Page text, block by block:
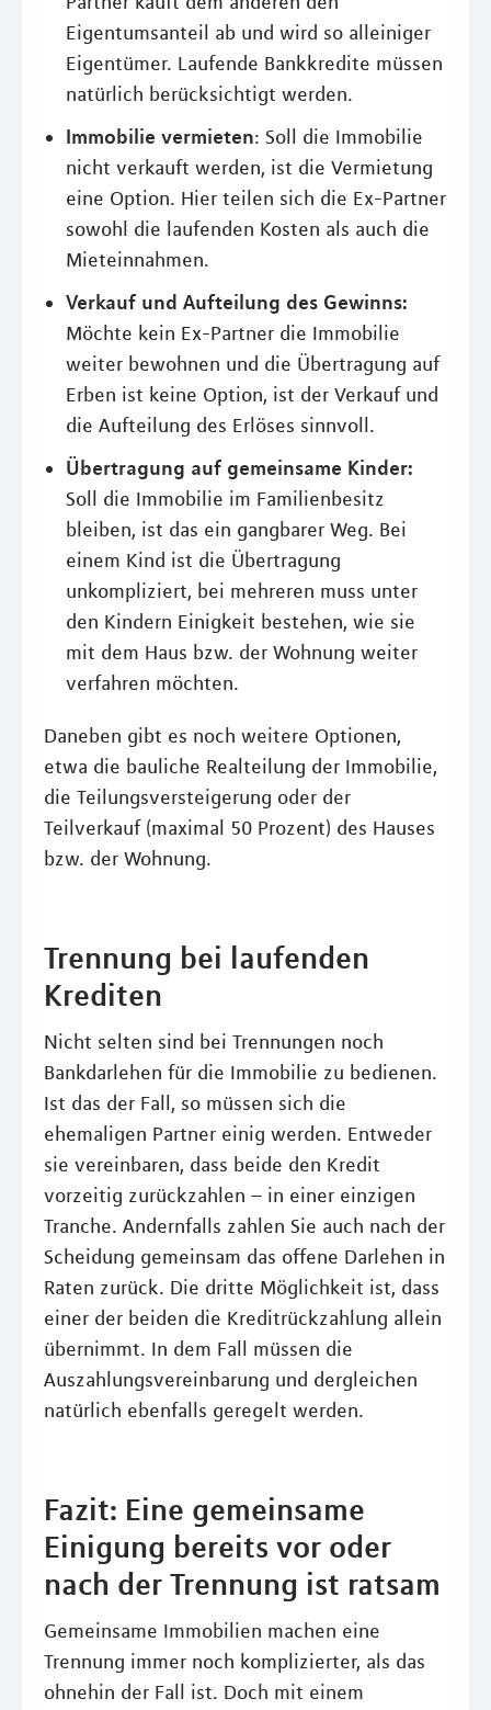
Eigentumsanteil ab und wird so alleiniger
Eigentümer. Laufende Bankkredite müssen
natürlich berücksichtigt werden.
Immobilie vermieten: Soll die Immobilie
nicht verkauft werden, ist die Vermietung
eine Option. Hier teilen sich die Ex-Partner
sowohl die laufenden Kosten als auch die
Mieteinnahmen.
Verkauf und Aufteilung des Gewinns:
Möchte kein Ex-Partner die Immobilie
weiter bewohnen und die Übertragung auf
Erben ist keine Option, ist der Verkauf und
die Aufteilung des Erlöses sinnvoll.
Übertragung auf gemeinsame Kinder:
Soll die Immobilie im Familienbesitz
bleiben, ist das ein gangbarer Weg. Bei
einem Kind ist die Übertragung
unkompliziert, bei mehreren muss unter
den Kindern Einigkeit bestehen, wie sie
mit dem Haus bzw. der Wohnung weiter
verfahren möchten.
Daneben gibt es noch weitere Optionen,
etwa die bauliche Realteilung der Immobilie,
die Teilungsversteigerung oder der
Teilverkauf (maximal 50 Prozent) des Hauses
bzw. der Wohnung.
Trennung bei laufenden
Krediten
Nicht selten sind bei Trennungen noch
Bankdarlehen für die Immobilie zu bedienen.
Ist das der Fall, so müssen sich die
ehemaligen Partner einig werden. Entweder
sie vereinbaren, dass beide den Kredit
vorzeitig zurückzahlen – in einer einzigen
Tranche. Andernfalls zahlen Sie auch nach der
Scheidung gemeinsam das offene Darlehen in
Raten zurück. Die dritte Möglichkeit ist, dass
einer der beiden die Kreditrückzahlung allein
übernimmt. In dem Fall müssen die
Auszahlungsvereinbarung und dergleichen
natürlich ebenfalls geregelt werden.
Fazit: Eine gemeinsame
Einigung bereits vor oder
nach der Trennung ist ratsam
Gemeinsame Immobilien machen eine
Trennung immer noch komplizierter, als das
ohnehin der Fall ist. Doch mit einem